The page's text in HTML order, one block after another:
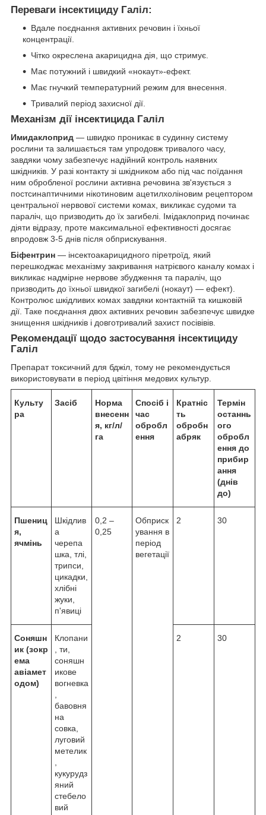
Переваги інсектициду Галіл:
Вдале поєднання активних речовин і їхньої
концентрації.
Чітко окреслена акарицидна дія, що стримує.
Має потужний і швидкий «нокаут»-ефект.
Має гнучкий температурний режим для внесення.
Тривалий період захисної дії.
Механізм дії інсектицида Галіл
Имидаклоприд — швидко проникає в судинну систему
рослини та залишається там упродовж тривалого часу,
завдяки чому забезпечує надійний контроль наявних
шкідників. У разі контакту зі шкідником або під час поїдання
ним обробленої рослини активна речовина зв'язується з
постсинаптичними нікотиновим ацетилхоліновим рецептором
центральної нервової системи комах, викликає судоми та
параліч, що призводить до їх загибелі. Імідаклоприд починає
діяти відразу, проте максимальної ефективності досягає
впродовж 3-5 днів після обприскування.
Біфентрин — інсектоакарицидного піретроїд, який
перешкоджає механізму закривання натрієвого каналу комах і
викликає надмірне нервове збудження та параліч, що
призводить до їхньої швидкої загибелі (нокаут) — ефект).
Контролює шкідливих комах завдяки контактній та кишковій
дії. Таке поєднання двох активних речовин забезпечує швидке
знищення шкідників і довготривалий захист посівівів.
Рекомендації щодо застосування інсектициду
Галіл
Препарат токсичний для бджіл, тому не рекомендується
використовувати в період цвітіння медових культур.
Культу
ра
Засіб
Норма
внесенн
я, кг/л/
га
Спосіб і
час
обробл
ення
Кратніс
ть
обробн
абряк
Термін
останнь
ого
обробл
ення до
прибир
ання
(днів
до)
Пшениц
я,
ячмінь
Шкідлив
а
черепа
шка, тлі,
трипси,
цикадки,
хлібні
жуки,
п'явиці
0,2 –
0,25
Обприск
ування в
період
вегетації
2 30
Соняшн
ик (зокр
ема
авіамет
одом)
Клопани
, ти,
соняшн
икове
вогневка
бавовня
на
совка,
луговий
метелик
кукурудз
яний
стебело
вий
2 30